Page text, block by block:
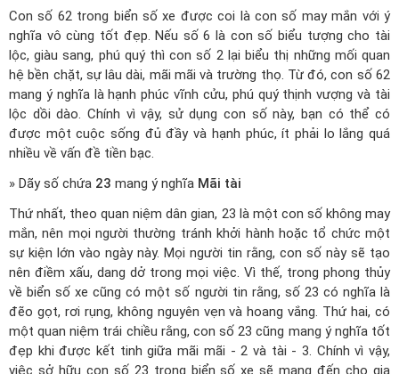
Con số 62 trong biển số xe được coi là con số may mắn với ý
nghĩa vô cùng tốt đẹp. Nếu số 6 là con số biểu tượng cho tài
lộc, giàu sang, phú quý thì con số 2 lại biểu thị những mối quan
hệ bền chặt, sự lâu dài, mãi mãi và trường thọ. Từ đó, con số 62
mang ý nghĩa là hạnh phúc vĩnh cửu, phú quý thịnh vượng và tài
lộc dồi dào. Chính vì vậy, sử dụng con số này, bạn có thể có
được một cuộc sống đủ đầy và hạnh phúc, ít phải lo lắng quá
nhiều về vấn đề tiền bạc.
» Dãy số chứa 23 mang ý nghĩa Mãi tài
Thứ nhất, theo quan niệm dân gian, 23 là một con số không may
mắn, nên mọi người thường tránh khởi hành hoặc tổ chức một
sự kiện lớn vào ngày này. Mọi người tin rằng, con số này sẽ tạo
nên điềm xấu, dang dở trong mọi việc. Vì thế, trong phong thủy
về biển số xe cũng có một số người tin rằng, số 23 có nghĩa là
đẽo gọt, rơi rụng, không nguyên vẹn và hoang vắng. Thứ hai, có
một quan niệm trái chiều rằng, con số 23 cũng mang ý nghĩa tốt
đẹp khi được kết tinh giữa mãi mãi - 2 và tài - 3. Chính vì vậy,
việc sở hữu con số 23 trong biển số xe sẽ mang đến cho gia